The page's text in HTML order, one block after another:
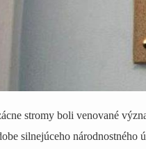
stromy boli venované
silnejúceho národnostného